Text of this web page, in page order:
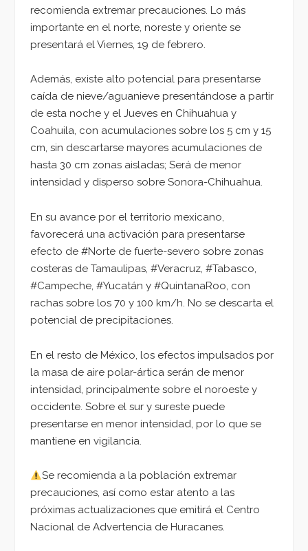
recomienda extremar precauciones. Lo más
importante en el norte, noreste y oriente se
presentará el Viernes, 19 de febrero.
Además, existe alto potencial para presentarse
caída de nieve/aguanieve presentándose a partir
de esta noche y el Jueves en Chihuahua y
Coahuila, con acumulaciones sobre los 5 cm y 15
cm, sin descartarse mayores acumulaciones de
hasta 30 cm zonas aisladas; Será de menor
intensidad y disperso sobre Sonora-Chihuahua.
En su avance por el territorio mexicano,
favorecerá una activación para presentarse
efecto de #Norte de fuerte-severo sobre zonas
costeras de Tamaulipas, #Veracruz, #Tabasco,
#Campeche, #Yucatán y #QuintanaRoo, con
rachas sobre los 70 y 100 km/h. No se descarta el
potencial de precipitaciones.
En el resto de México, los efectos impulsados por
la masa de aire polar-ártica serán de menor
intensidad, principalmente sobre el noroeste y
occidente. Sobre el sur y sureste puede
presentarse en menor intensidad, por lo que se
mantiene en vigilancia.
Se recomienda a la población extremar
precauciones, así como estar atento a las
próximas actualizaciones que emitirá el Centro
Nacional de Advertencia de Huracanes.